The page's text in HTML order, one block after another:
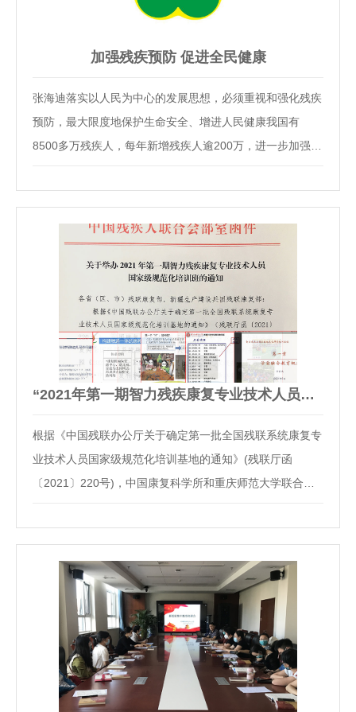
加强残疾预防 促进全民健康
张海迪落实以人民为中心的发展思想，必须重视和强化残疾
预防，最大限度地保护生命安全、增进人民健康我国有
8500多万残疾人，每年新增残疾人逾200万，进一步加强残
指数。习近平总书记强调，“各级党委和政府要高度重视残
“2021年第一期智力残疾康复专业技术人员国家级规范化培训班…
根据《中国残联办公厅关于确定第一批全国残联系统康复专
业技术人员国家级规范化培训基地的通知》(残联厅函
〔2021〕220号)，中国康复科学所和重庆师范大学联合成
范化培训基地。为积极响应和贯彻落实党中央、国务院及中